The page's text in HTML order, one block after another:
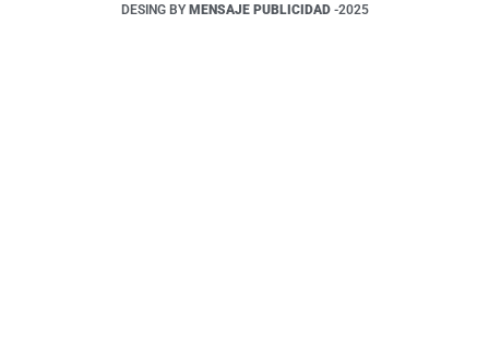
DESING BY MENSAJE PUBLICIDAD -2025